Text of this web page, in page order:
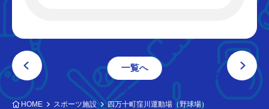
一覧へ
HOME スポーツ施設 四万十町窪川運動場（野球場）